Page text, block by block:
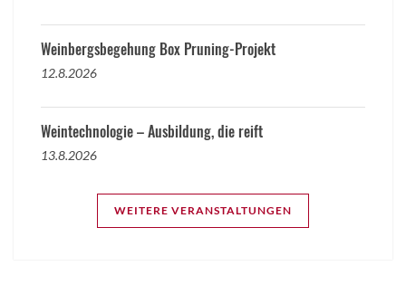
Weinbergsbegehung Box Pruning-Projekt
12.8.2026
Weintechnologie – Ausbildung, die reift
13.8.2026
WEITERE VERANSTALTUNGEN